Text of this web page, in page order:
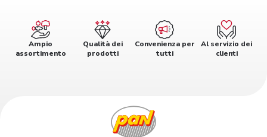
Ampio
assortimento
Qualità dei
prodotti
Convenienza per
tutti
Al servizio dei
clienti